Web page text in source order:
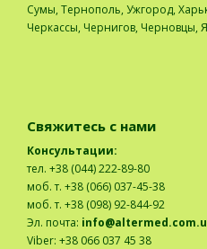
Сумы, Тернополь, Ужгород,
Черкассы, Чернигов, Черновцы,
Свяжитесь с нами
Консультации:
тел. +38 (044) 222-89-80
моб. т. +38 (066) 037-45-38
моб. т. +38 (098) 92-844-92
Эл. почта:
Viber: +38 066 037 45 38